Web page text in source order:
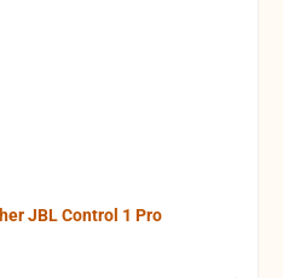
JBL Control 1 Pro